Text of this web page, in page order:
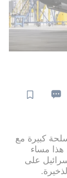
كبيرة مع
الولايات المتحدة - هذا ما نشرته القناة 12 هذا مساء
على